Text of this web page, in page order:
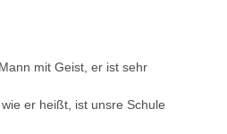
mit Geist, er ist sehr
er heißt, ist unsre Schule